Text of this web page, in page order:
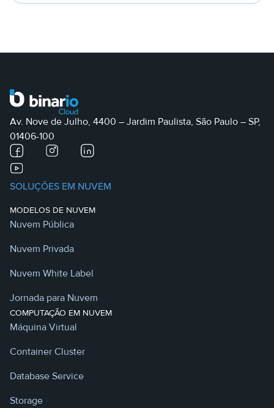
Av. Nove de Julho, 4400 – Jardim Paulista, São Paulo – SP,
01406-100
SOLUÇÕES EM NUVEM
MODELOS DE NUVEM
Nuvem Pública
Nuvem Privada
Nuvem White Label
Jornada para Nuvem
COMPUTAÇÃO EM NUVEM
Máquina Virtual
Container Cluster
Database Service
Storage